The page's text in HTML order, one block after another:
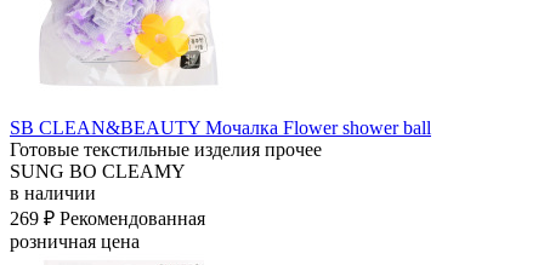
SB CLEAN&BEAUTY Мочалка Flower shower ball
Готовые текстильные изделия прочее
SUNG BO CLEAMY
в наличии
269 ₽ Рекомендованная
розничная цена